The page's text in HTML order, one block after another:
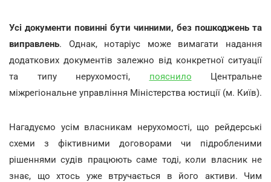
Усі документи повинні бути чинними, без пошкоджень та
виправлень. Однак, нотаріус може вимагати надання
додаткових документів залежно від конкретної ситуації
та типу нерухомості, пояснило Центральне
міжрегіональне управління Міністерства юстиції (м. Київ).
Нагадуємо усім власникам нерухомості, що рейдерські
схеми з фіктивними договорами чи підробленими
рішеннями судів працюють саме тоді, коли власник не
знає, що хтось уже втручається в його активи. Чим